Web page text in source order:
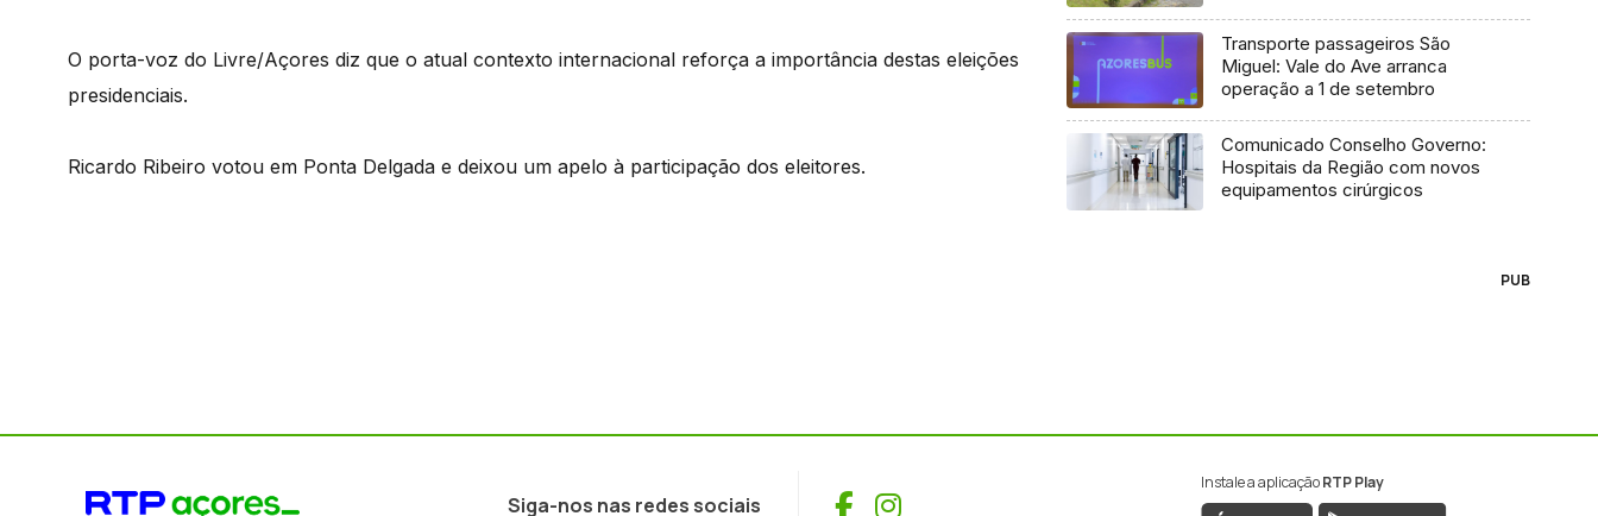
O porta-voz do Livre/Açores diz que o atual contexto internacional reforça a importância destas eleições
presidenciais.
Ricardo Ribeiro votou em Ponta Delgada e deixou um apelo à participação dos eleitores.
Transporte passageiros São
Miguel: Vale do Ave arranca
operação a 1 de setembro
Comunicado Conselho Governo:
Hospitais da Região com novos
equipamentos cirúrgicos
PUB
Siga-nos nas redes sociais Facebook
Instagram
Instale a aplicaçãoRTP Play